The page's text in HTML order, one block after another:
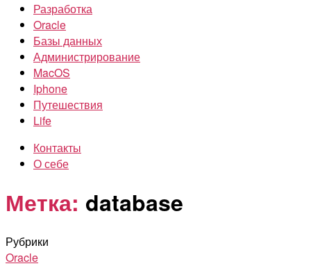
Разработка
Oracle
Базы данных
Администрирование
MacOS
Iphone
Путешествия
Life
Контакты
О себе
Метка: database
Рубрики
Oracle